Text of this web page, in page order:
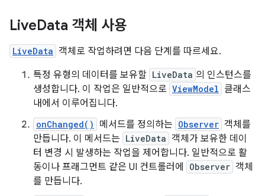
LiveData 객체 사용
LiveData 객체로 작업하려면 다음 단계를 따르세요.
특정 유형의 데이터를 보유할 LiveData 의 인스턴스를
생성합니다. 이 작업은 일반적으로 ViewModel 클래스
내에서 이루어집니다.
onChanged() 메서드를 정의하는 Observer 객체를
만듭니다. 이 메서드는 LiveData 객체가 보유한 데이
터 변경 시 발생하는 작업을 제어합니다. 일반적으로 활
동이나 프래그먼트 같은 UI 컨트롤러에
Observer 객체
를 만듭니다.